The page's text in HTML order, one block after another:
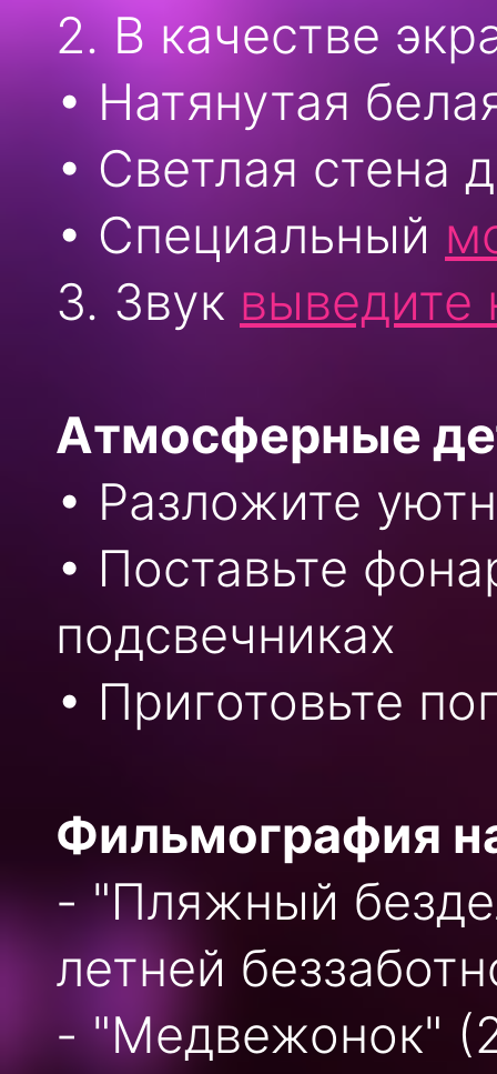
2. В качестве
• Натянутая
• Светлая стена
• Специальный
3. Звук выведите
Атмосферные
• Разложите
• Поставьте
подсвечниках
• Приготовьте
Фильмография
- "Пляжный
летней
- "Медвежонок"